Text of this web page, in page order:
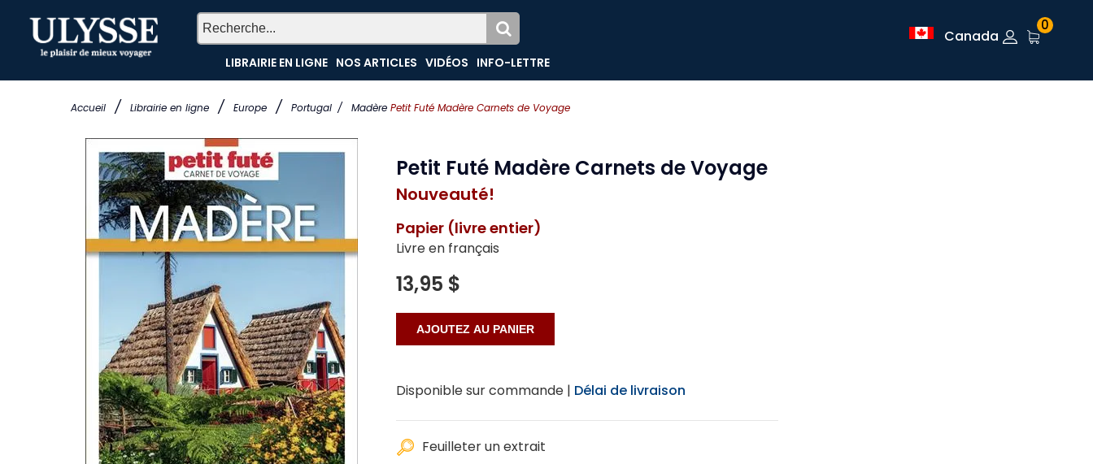
Accueil / Librairie en ligne / Europe / Portugal / Madère Petit Futé Madère Carnets de Voyage
LIBRAIRIE EN LIGNE NOS ARTICLES VIDÉOS INFO-LETTRE
Canada
0
Petit Futé Madère Carnets de Voyage
Nouveauté!
Papier (livre entier)
Livre en français
13,95 $
Disponible sur commande | Délai de livraison
Feuilleter un extrait